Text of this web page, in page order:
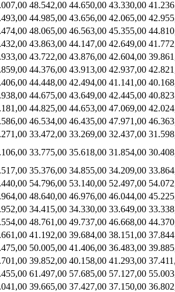
48.542,00 44.650,00 43.330,00
44.985,00 43.656,00 42.065,00
48.065,00 46.563,00 45.355,00
43.863,00 44.147,00 42.649,00
43.722,00 43.876,00 42.604,00
44.376,00 43.913,00 42.937,00
44.448,00 42.494,00 41.141,00
44.675,00 43.649,00 42.445,00
44.825,00 44.653,00 47.069,00
46.534,00 46.435,00 47.971,00
33.472,00 33.269,00 32.437,00
33.775,00 35.618,00 31.854,00
35.376,00 34.855,00 34.209,00
54.796,00 53.140,00 52.497,00
48.640,00 46.976,00 46.044,00
34.415,00 34.330,00 33.649,00
48.761,00 49.737,00 46.668,00
41.192,00 39.684,00 38.151,00
50.005,00 41.406,00 36.483,00
39.852,00 40.158,00 41.293,00
61.497,00 57.685,00 57.127,00
39.665,00 37.427,00 37.150,00